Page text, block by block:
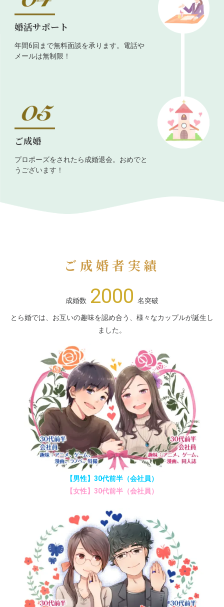
婚活サポート
年間6回まで無料面談を承ります。電話や
メールは無制限！
ご成婚
プロポーズをされたら成婚退会。おめでと
うございます！
ご成婚者実績
成婚数 2000 名突破
とら婚では、お互いの趣味を認め合う、様々なカップルが誕生し
ました。
【男性】30代前半（会社員）
【女性】30代前半（会社員）